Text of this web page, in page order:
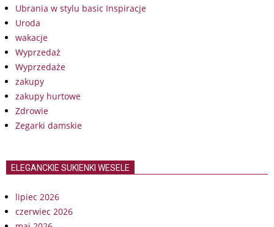
Ubrania w stylu basic Inspiracje
Uroda
wakacje
Wyprzedaż
Wyprzedaże
zakupy
zakupy hurtowe
Zdrowie
Zegarki damskie
ELEGANCKIE SUKIENKI WESELE
lipiec 2026
czerwiec 2026